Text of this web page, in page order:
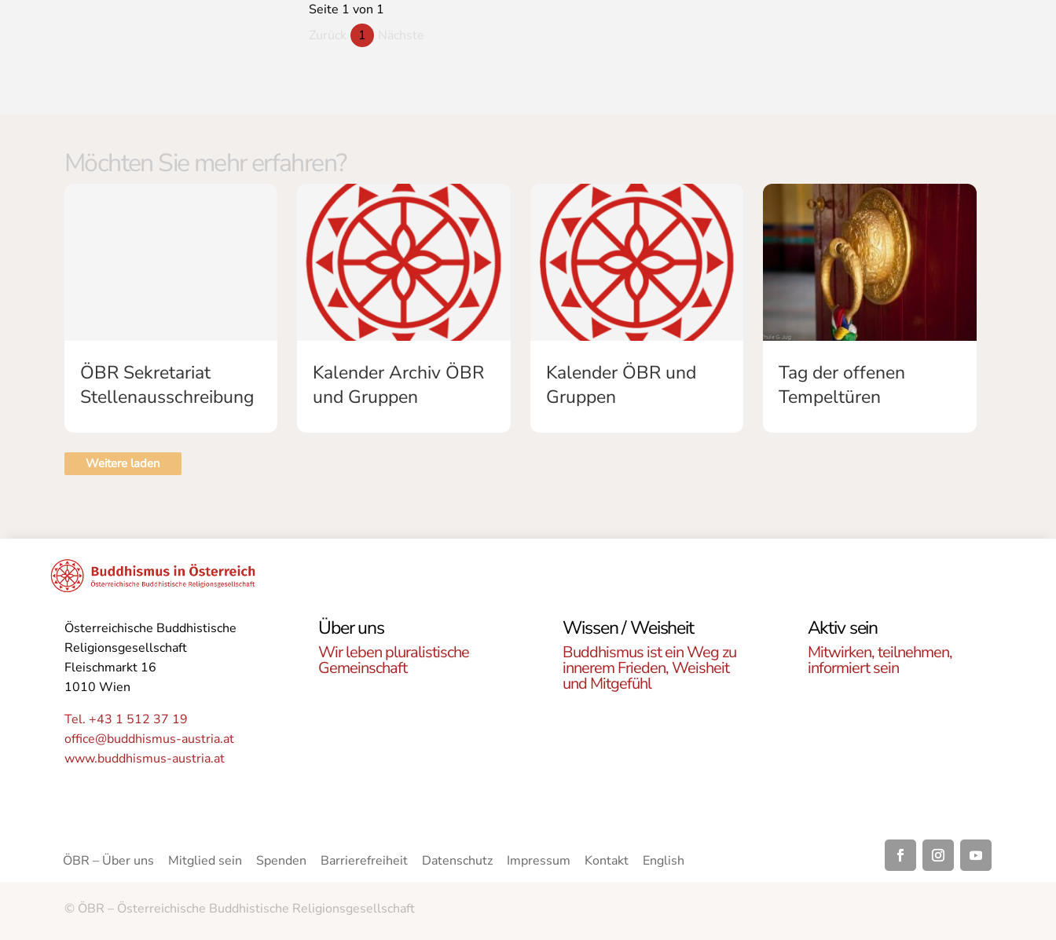
Seite 1 von 1
1
Möchten Sie mehr erfahren?
ÖBR Sekretariat
Stellenausschreibung
Kalender Archiv ÖBR
und Gruppen
Kalender ÖBR und
Gruppen
Tag der offenen
Tempeltüren
Weitere laden
Österreichische Buddhistische
Religionsgesellschaft
Fleischmarkt 16
1010 Wien
Tel. +43 1 512 37 19
office@buddhismus-austria.at
www.buddhismus-austria.at
Über uns
Wir leben pluralistische
Gemeinschaft
Wissen / Weisheit
Buddhismus ist ein Weg zu
innerem Frieden, Weisheit
und Mitgefühl
Aktiv sein
Mitwirken, teilnehmen,
informiert sein
ÖBR – Über uns Mitglied sein Spenden Barrierefreiheit Datenschutz Impressum Kontakt English
© ÖBR – Österreichische Buddhistische Religionsgesellschaft